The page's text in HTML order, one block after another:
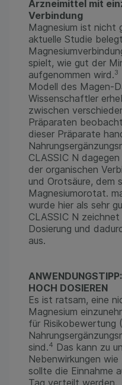
Arzneimittel mit
Verbindung
Magnesium ist nicht
aktuelle Studie
spielt, wie gut der
aufgenommen wird.3
Modell des Magen-
Wissenschaftler
zwischen
Präparaten
dieser Präparate
CLASSIC N
der organischen
und Orotsäure, dem
Magnesiumorotat.
wurde hier als sehr
CLASSIC N
Dosierung und
aus.
HOCH DOSIEREN
Es ist ratsam, eine
Magnesium
für Risikobewertung
sind.4 Das kann zu
Nebenwirkungen
sollte die Einnahme
Tag verteilt werden.